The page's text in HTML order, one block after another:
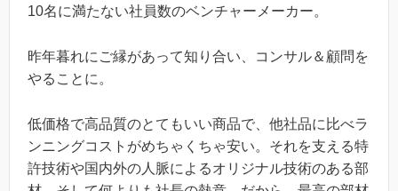
10名に満たない社員数のベンチャーメーカー。
昨年暮れにご縁があって知り合い、コンサル＆顧問を
やることに。
低価格で高品質のとてもいい商品で、他社品に比べラ
ンニングコストがめちゃくちゃ安い。それを支える特
許技術や国内外の人脈によるオリジナル技術のある部